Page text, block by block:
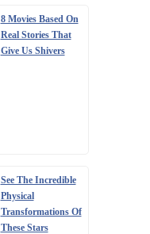
8 Movies Based On
Real Stories That
Give Us Shivers
See The Incredible
Physical
Transformations Of
These Stars